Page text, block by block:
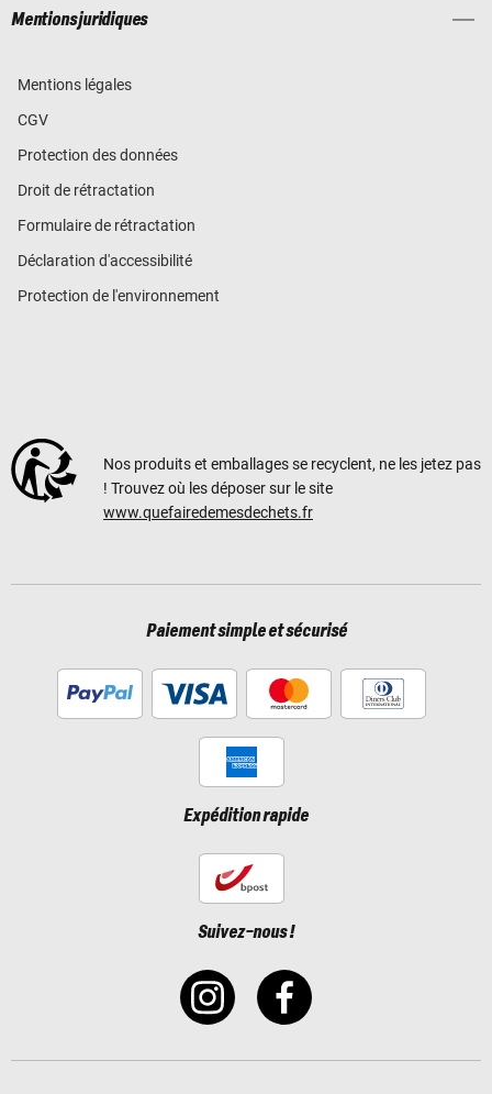
Mentions juridiques
Mentions légales
CGV
Protection des données
Droit de rétractation
Formulaire de rétractation
Déclaration d'accessibilité
Protection de l'environnement
Nos produits et emballages se recyclent, ne les jetez pas
! Trouvez où les déposer sur le site
www.quefairedemesdechets.fr
Paiement simple et sécurisé
Expédition rapide
Suivez-nous !